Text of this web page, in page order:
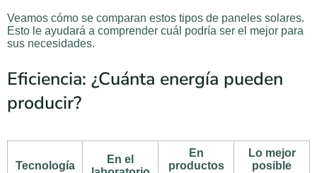
Veamos cómo se comparan estos tipos de paneles solares.
Esto le ayudará a comprender cuál podría ser el mejor para
sus necesidades.
Eficiencia: ¿Cuánta energía pueden
producir?
Tecnología
En el
En
productos
Lo mejor
posible